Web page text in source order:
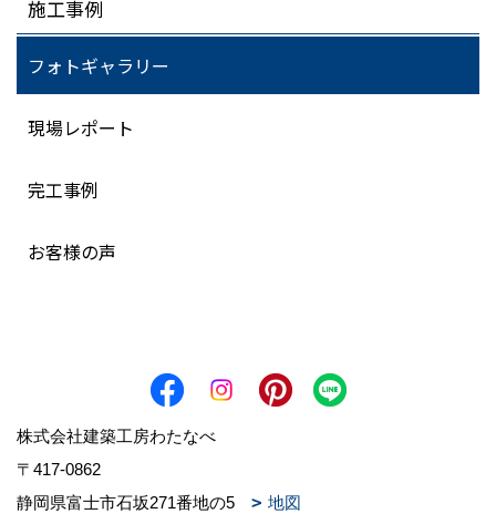
施工事例
フォトギャラリー
現場レポート
完工事例
お客様の声
株式会社建築工房わたなべ
〒417-0862
静岡県富士市石坂271番地の5
地図